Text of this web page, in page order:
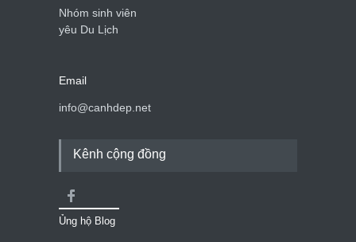
Nhóm sinh viên
yêu Du Lịch
Email
info@canhdep.net
Kênh cộng đồng
Ủng hộ Blog